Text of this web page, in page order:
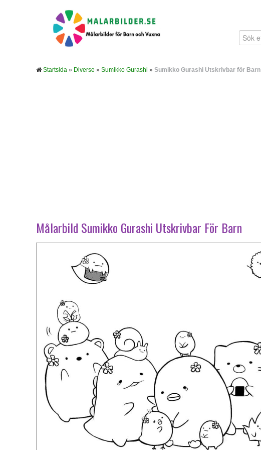
Startsida » Diverse » Sumikko Gurashi » Sumikko Gurashi Utskrivbar för Barn
Målarbild Sumikko Gurashi Utskrivbar För Barn